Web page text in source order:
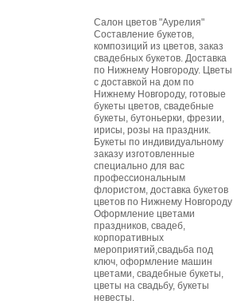
Салон цветов "Аурелия"
Составление букетов,
композиций из цветов, заказ
свадебных букетов. Доставка
по Нижнему Новгороду. Цветы
с доставкой на дом по
Нижнему Новгороду, готовые
букеты цветов, свадебные
букеты, бутоньерки, фрезии,
ирисы, розы на праздник.
Букеты по индивидуальному
заказу изготовленные
специально для вас
профессиональным
флористом, доставка букетов
цветов по Нижнему Новгороду
Оформление цветами
праздников, свадеб,
корпоративных
мероприятий,свадьба под
ключ, оформление машин
цветами, свадебные букеты,
цветы на свадьбу, букеты
невесты.